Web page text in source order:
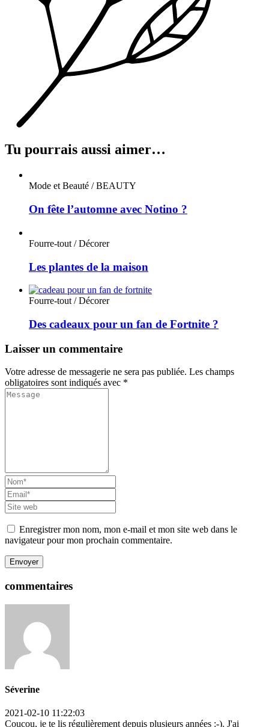
Tu pourrais aussi aimer…
Mode et Beauté / BEAUTY
On fête l’automne avec Notino ?
Fourre-tout / Décorer
Les plantes de la maison
Fourre-tout / Décorer
Des cadeaux pour un fan de Fortnite ?
Laisser un commentaire
Votre adresse de messagerie ne sera pas publiée. Les champs
obligatoires sont indiqués avec *
Enregistrer mon nom, mon e-mail et mon site web dans le
navigateur pour mon prochain commentaire.
commentaires
Séverine
2021-02-10 11:22:03
Coucou, je te lis régulièrement depuis plusieurs années :-). J'ai